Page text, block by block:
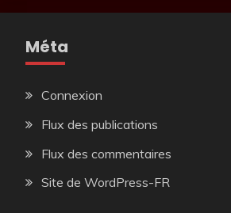
Méta
Connexion
Flux des publications
Flux des commentaires
Site de WordPress-FR